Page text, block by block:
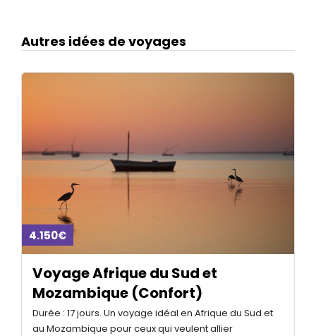
Autres idées de voyages
4.150€
Voyage Afrique du Sud et
Mozambique (Confort)
Durée : 17 jours. Un voyage idéal en Afrique du Sud et
au Mozambique pour ceux qui veulent allier